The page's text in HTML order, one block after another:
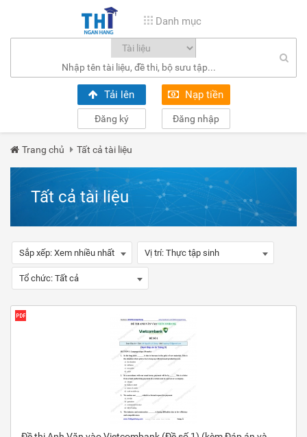
Danh mục
Tải lên Nạp tiền
Đăng ký Đăng nhập
Trang chủ Tất cả tài liệu
Tất cả tài liệu
Sắp xếp: Xem nhiều nhất Vị trí: Thực tập sinh
Tổ chức: Tất cả